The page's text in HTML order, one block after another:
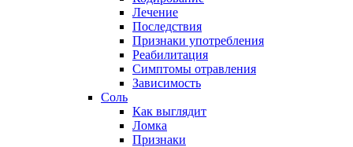
Лечение
Последствия
Признаки употребления
Реабилитация
Симптомы отравления
Зависимость
Соль
Как выглядит
Ломка
Признаки